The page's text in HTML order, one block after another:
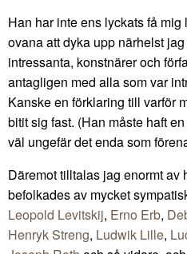
Han har inte ens lyckats få mig
ovana att dyka upp närhelst
intressanta, konstnärer och
antagligen med alla som var
Kanske en förklaring till varför
bitit sig fast. (Han måste haft
väl ungefär det enda som
Däremot tilltalas jag enormt av
befolkades av mycket
Leopold Levitskij, Erno Erb,
Henryk Streng, Ludwik Lille,